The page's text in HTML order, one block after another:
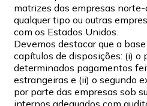
matrizes das empresas
qualquer tipo ou outras
com os Estados Unidos.
Devemos destacar que a
capítulos de disposições: (i) o
determinados pagamentos
estrangeiras e (ii) o segundo
por parte das empresas sob